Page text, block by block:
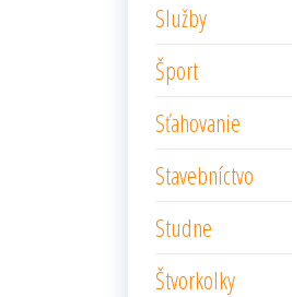
Služby
Šport
Sťahovanie
Stavebníctvo
Studne
Štvorkolky